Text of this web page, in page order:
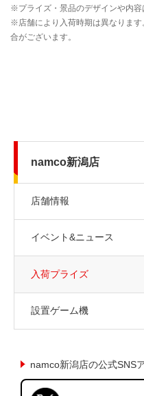
namco新潟店
店舗情報
イベント&ニュース
入荷プライズ
設置ゲーム機
namco新潟店の公式SNS